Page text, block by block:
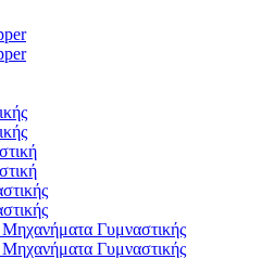
Γυμναστικής
Γυμναστικής